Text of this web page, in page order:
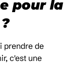
pour la
prendre de
c'est une